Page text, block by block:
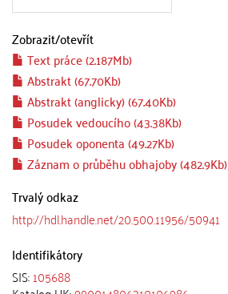
Zobrazit/otevřít
Text práce (2.187Mb)
Abstrakt (67.70Kb)
Abstrakt (anglicky) (67.40Kb)
Posudek vedoucího (43.38Kb)
Posudek oponenta (49.27Kb)
Záznam o průběhu obhajoby (482.9Kb)
Trvalý odkaz
http://hdl.handle.net/20.500.11956/50941
Identifikátory
SIS:105688